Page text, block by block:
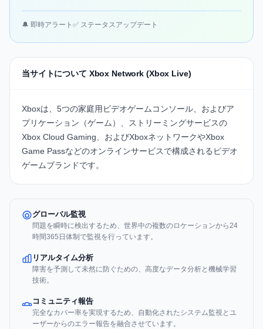
🔔 即時アラート ✅ ステータスアップデート
当サイトについて Xbox Network (Xbox Live)
Xboxは、5つの家庭用ビデオゲームコンソール、およびア
プリケーション（ゲーム）、ストリーミングサービスの
Xbox Cloud Gaming、およびXboxネットワークやXbox
Game Passなどのオンラインサービスで構成されるビデオ
ゲームブランドです。
グローバル監視
問題を瞬時に検出するため、世界中の複数のロケーションから24
時間365日体制で監視を行っています。
リアルタイム分析
障害を予測して未然に防ぐための、高度なデータ分析と機械学習
技術。
コミュニティ報告
完全なカバー率を実現するため、自動化されたシステム監視とユ
ーザーからのエラー報告を融合させています。